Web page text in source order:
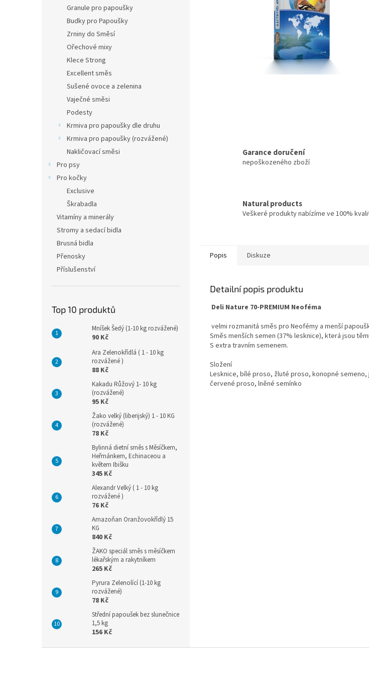
Granule pro papoušky
Budky pro Papoušky
Zrniny do Směsí
Ořechové mixy
Klece Strong
Excellent směs
Sušené ovoce a zelenina
Vaječné směsi
Podesty
Krmiva pro papoušky dle druhu
Krmiva pro papoušky (rozvážené)
Nakličovací směsi
Pro psy
Pro kočky
Exclusive
Škrabadla
Vitamíny a minerály
Stromy a sedací bidla
Brusná bidla
Přenosky
Příslušenství
Top 10 produktů
Mníšek Šedý (1-10 kg rozvážené)
90 Kč
Ara Zelenokřídlá ( 1 - 10 kg
rozvážené )
88 Kč
Kakadu Růžový 1- 10 kg
(rozvážené)
95 Kč
Žako velký (liberijský) 1 - 10 KG
(rozvážené)
78 Kč
Bylinná dietní směs s Měsíčkem,
Heřmánkem, Echinaceou a
květem Ibišku
345 Kč
Alexandr Velký ( 1 - 10 kg
rozvážené )
76 Kč
Amazoňan Oranžovokřídlý 15
KG
840 Kč
ŽAKO speciál směs s měsíčkem
lékařským a rakytníkem
265 Kč
Pyrura Zelenolící (1-10 kg
rozvážené)
78 Kč
Střední papoušek bez slunečnice
1,5 kg
156 Kč
Garance doručení
nepoškozeného zboží
Natural products
Veškeré produkty nabízíme ve 100%
Popis Diskuze
Detailní popis produktu
Deli Nature 70-PREMIUM Neoféma
velmi rozmanitá směs pro Neofémy a menší
Směs menších semen (37% lesknice), která jsou
S extra travním semenem.
Složení
Lesknice, bílé proso, žluté proso, konopné
červené proso, lněné semínko